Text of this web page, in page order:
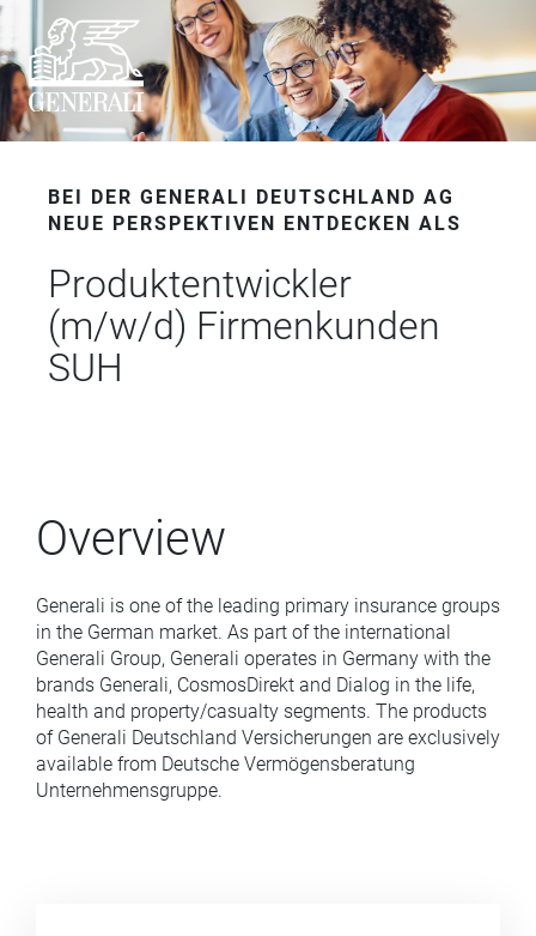
BEI DER GENERALI DEUTSCHLAND AG
NEUE PERSPEKTIVEN ENTDECKEN ALS
Produktentwickler
(m/w/d) Firmenkunden
SUH
Overview
Generali is one of the leading primary insurance groups
in the German market. As part of the international
Generali Group, Generali operates in Germany with the
brands Generali, CosmosDirekt and Dialog in the life,
health and property/casualty segments. The products
of Generali Deutschland Versicherungen are exclusively
available from Deutsche Vermögensberatung
Unternehmensgruppe.